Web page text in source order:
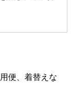
便、着替えな